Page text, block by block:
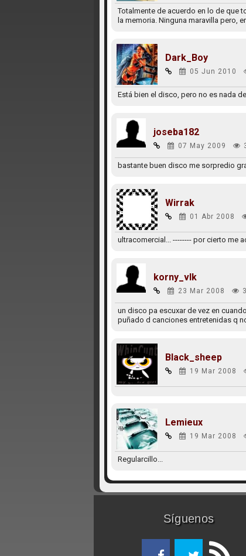
Totalmente de acuerdo en lo de que
la memoria. Ninguna maravilla pero,
Dark_Boy
05 Jun 2010
Está bien el disco, pero no es nada
joseba182
07 May 2009
bastante buen disco me sorpredio
Wirrak
01 Abr 2008
ultracomercial... -------- por cierto me
korny_vlk
23 Mar 2008
un disco pa escuxar de vez en
puñado d canciones entretenidas q
Black_sheep
19 Mar 2008
Lemieux
19 Mar 2008
Regularcillo...
Síguenos